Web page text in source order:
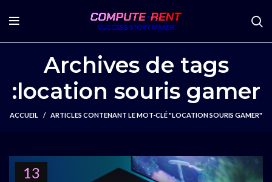
Archives de tags
:location souris gamer
ACCUEIL ARTICLES CONTENANT LE MOT-CLÉ "LOCATION SOURIS GAMER"
13